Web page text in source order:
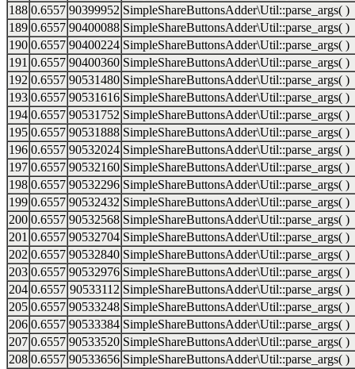
188 0.6557 90399952 SimpleShareButtonsAdder\Util::parse_args( )
189 0.6557 90400088 SimpleShareButtonsAdder\Util::parse_args( )
190 0.6557 90400224 SimpleShareButtonsAdder\Util::parse_args( )
191 0.6557 90400360 SimpleShareButtonsAdder\Util::parse_args( )
192 0.6557 90531480 SimpleShareButtonsAdder\Util::parse_args( )
193 0.6557 90531616 SimpleShareButtonsAdder\Util::parse_args( )
194 0.6557 90531752 SimpleShareButtonsAdder\Util::parse_args( )
195 0.6557 90531888 SimpleShareButtonsAdder\Util::parse_args( )
196 0.6557 90532024 SimpleShareButtonsAdder\Util::parse_args( )
197 0.6557 90532160 SimpleShareButtonsAdder\Util::parse_args( )
198 0.6557 90532296 SimpleShareButtonsAdder\Util::parse_args( )
199 0.6557 90532432 SimpleShareButtonsAdder\Util::parse_args( )
200 0.6557 90532568 SimpleShareButtonsAdder\Util::parse_args( )
201 0.6557 90532704 SimpleShareButtonsAdder\Util::parse_args( )
202 0.6557 90532840 SimpleShareButtonsAdder\Util::parse_args( )
203 0.6557 90532976 SimpleShareButtonsAdder\Util::parse_args( )
204 0.6557 90533112 SimpleShareButtonsAdder\Util::parse_args( )
205 0.6557 90533248 SimpleShareButtonsAdder\Util::parse_args( )
206 0.6557 90533384 SimpleShareButtonsAdder\Util::parse_args( )
207 0.6557 90533520 SimpleShareButtonsAdder\Util::parse_args( )
208 0.6557 90533656 SimpleShareButtonsAdder\Util::parse_args( )